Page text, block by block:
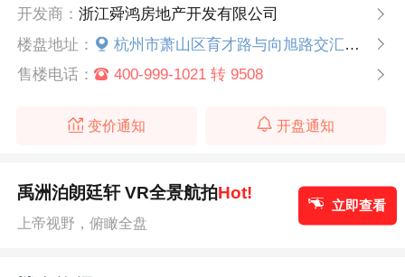
开发商：浙江舜鸿房地产开发有限公司
楼盘地址：
杭州市萧山区育才路与向旭路交汇处东200米
售楼电话：
400-999-1021 转 9508
变价通知 开盘通知
禹洲泊朗廷轩 VR全景航拍Hot!
上帝视野，俯瞰全盘
立即查看